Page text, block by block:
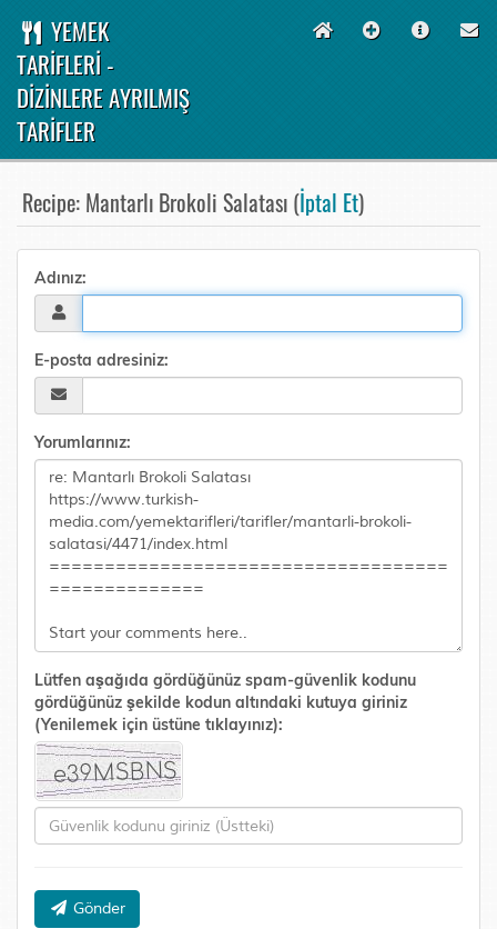
YEMEK
TARİFLERİ -
DİZİNLERE AYRILMIŞ
TARİFLER
Recipe: Mantarlı Brokoli Salatası (İptal Et)
Adınız:
E-posta adresiniz:
Yorumlarınız:
Lütfen aşağıda gördüğünüz spam-güvenlik kodunu
gördüğünüz şekilde kodun altındaki kutuya giriniz
(Yenilemek için üstüne tıklayınız):
Gönder